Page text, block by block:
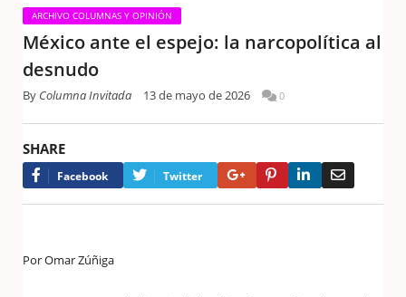
ARCHIVO COLUMNAS Y OPINIÓN
México ante el espejo: la narcopolítica al
desnudo
By Columna Invitada 13 de mayo de 2026 0
SHARE
Facebook Twitter Google+PinterestLinkedIn
Por Omar Zúñiga